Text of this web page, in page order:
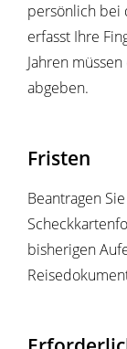
persönlich bei
erfasst Ihre
Jahren
abgeben.
Fristen
Beantragen
bisherigen